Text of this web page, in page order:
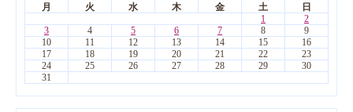
月
火 水 木 金 土
日
1
2
3
4 5 6 7 8
9
10
11 12 13 14 15
16
17
18 19 20 21 22
23
24
25 26 27 28 29
30
31